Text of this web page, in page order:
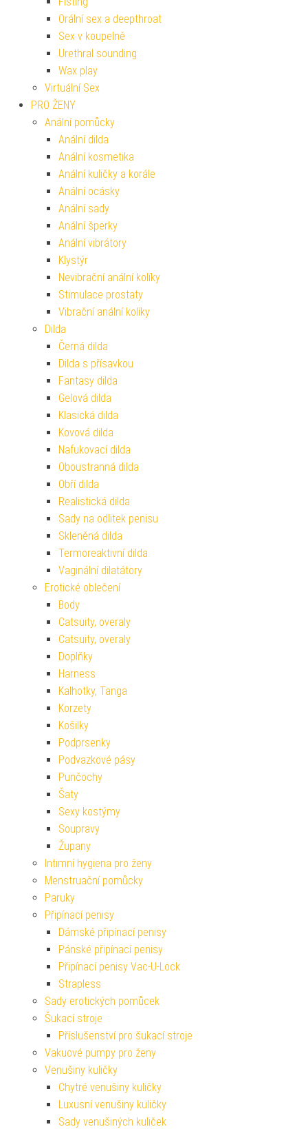
Orální sex a deepthroat
Sex v koupelně
Urethral sounding
Wax play
Virtuální Sex
PRO ŽENY
Anální pomůcky
Anální dilda
Anální kosmetika
Anální kuličky a korále
Anální ocásky
Anální sady
Anální šperky
Anální vibrátory
Klystýr
Nevibrační anální kolíky
Stimulace prostaty
Vibrační anální kolíky
Dilda
Černá dilda
Dilda s přísavkou
Fantasy dilda
Gelová dilda
Klasická dilda
Kovová dilda
Nafukovací dilda
Oboustranná dilda
Obří dilda
Realistická dilda
Sady na odlitek penisu
Skleněná dilda
Termoreaktivní dilda
Vaginální dilatátory
Erotické oblečení
Body
Catsuity, overaly
Catsuity, overaly
Doplňky
Harness
Kalhotky, Tanga
Korzety
Košilky
Podprsenky
Podvazkové pásy
Punčochy
Šaty
Sexy kostýmy
Soupravy
Župany
Intimní hygiena pro ženy
Menstruační pomůcky
Paruky
Připínací penisy
Dámské připínací penisy
Pánské připínací penisy
Připínací penisy Vac-U-Lock
Strapless
Sady erotických pomůcek
Šukací stroje
Příslušenství pro šukací stroje
Vakuové pumpy pro ženy
Venušiny kuličky
Chytré venušiny kuličky
Luxusní venušiny kuličky
Sady venušiných kuliček